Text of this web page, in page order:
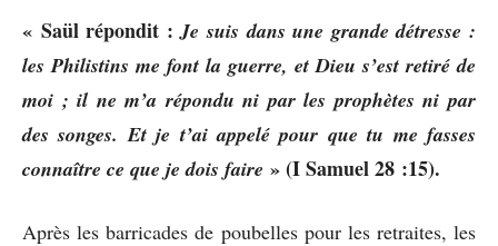
« Saül répondit :Je suis dans une grande détresse :
les Philistins me font la guerre, et Dieu s’est retiré de
moi ; il ne m’a répondu ni par les prophètes ni par
des songes. Et je t’ai appelé pour que tu me fasses
connaître ce que je dois faire » (I Samuel 28 :15).
Après les barricades de poubelles pour les retraites, les